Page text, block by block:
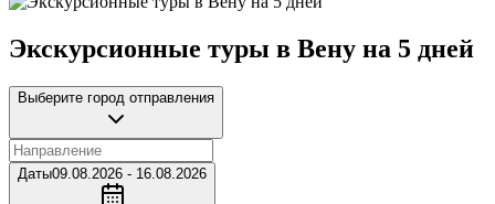
Экскурсионные туры в Вену на 5 дней
Выберите город отправления
Даты09.08.2026 - 16.08.2026